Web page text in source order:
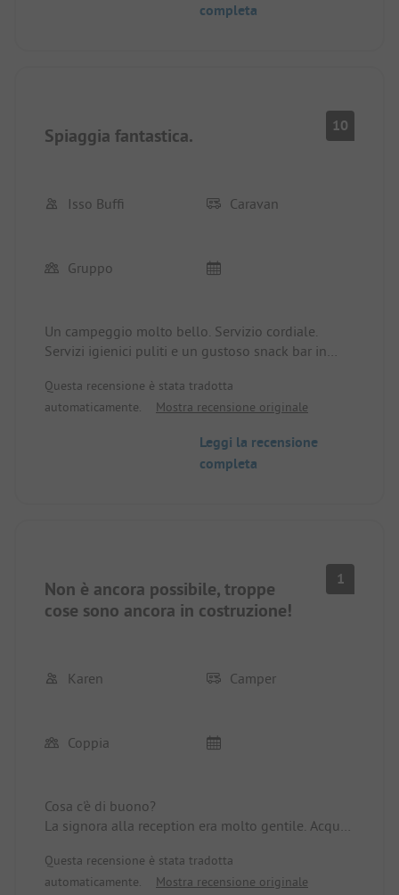
completa
Spiaggia fantastica. 10
Isso Buffi Caravan
Gruppo
Un campeggio molto bello. Servizio cordiale.
Servizi igienici puliti e un gustoso snack bar in
Torneremo. 😘
Questa recensione è stata tradotta
automaticamente.
Mostra recensione originale
Leggi la recensione
completa
Non è ancora possibile, troppe
cose sono ancora in costruzione!
1
Karen Camper
Coppia
Cosa c'è di buono?
La signora alla reception era molto gentile. Acqua
Anche il cane è incluso.
Cosa c'è di negativo?
Questa recensione è stata tradotta
automaticamente.
Mostra recensione originale